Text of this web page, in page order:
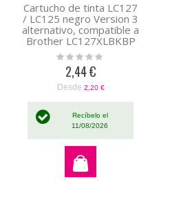
Cartucho de tinta LC127
/ LC125 negro Version 3
alternativo, compatible a
Brother LC127XLBKBP
Rating:
2,44 €
Desde 2,20 €
Recíbelo el
11/08/2026